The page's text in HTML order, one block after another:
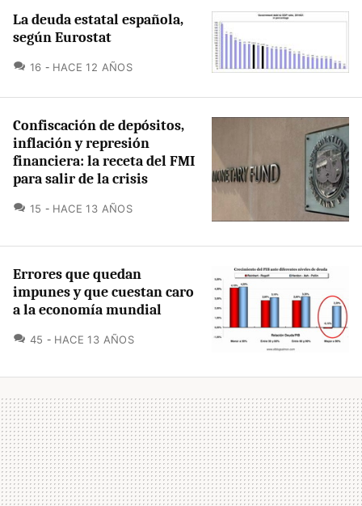
La deuda estatal española,
según Eurostat
16 COMENTARIOS
HACE 12 AÑOS
Confiscación de depósitos,
inflación y represión
financiera: la receta del FMI
para salir de la crisis
15 COMENTARIOS
HACE 13 AÑOS
Errores que quedan
impunes y que cuestan caro
a la economía mundial
45 COMENTARIOS
HACE 13 AÑOS